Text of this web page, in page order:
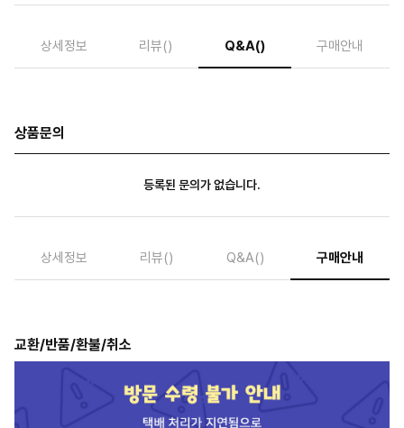
상세정보 리뷰() Q&A() 구매안내
상품문의
등록된 문의가 없습니다.
상세정보 리뷰() Q&A() 구매안내
교환/반품/환불/취소